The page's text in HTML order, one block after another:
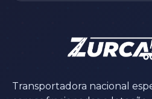
Transportadora nacional